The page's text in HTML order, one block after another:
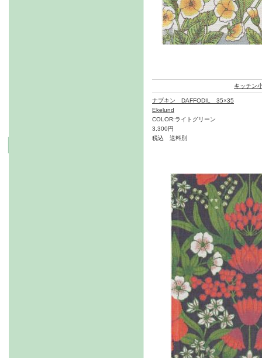
キッチン
ナプキン DAFFODIL 35×35
Ekelund
COLOR:ライトグリーン
3,300円
税込 送料別